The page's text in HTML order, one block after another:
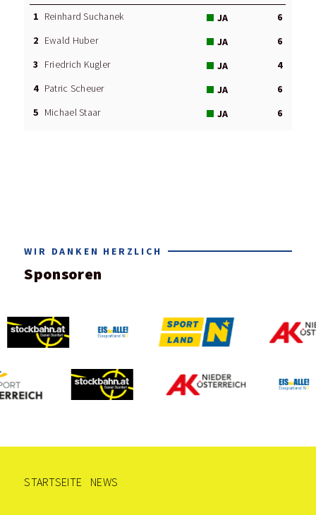
1 Reinhard Suchanek JA
6
2 Ewald Huber JA
6
3
Friedrich Kugler JA
4
4 Patric Scheuer JA
6
5 Michael Staar JA 6
WIR DANKEN HERZLICH
Sponsoren
STARTSEITE NEWS